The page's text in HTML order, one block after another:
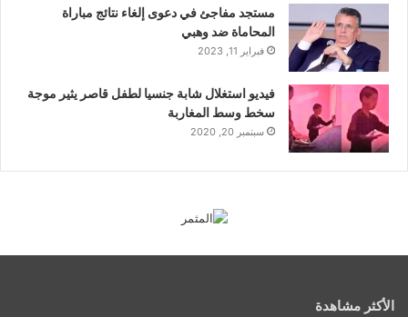
مستجد مفاجئ في دعوى إلغاء نتائج مباراة
المحاماة ضد وهبي
فبراير 11, 2023
فيديو استغلال شابة جنسيا لطفل قاصر يثير موجة
سخط وسط المغاربة
سبتمبر 20, 2020
الأكثر مشاهدة